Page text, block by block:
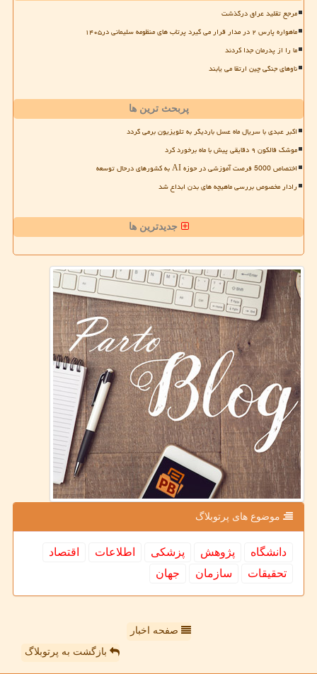
مرجع تقلید عراق درگذشت
ماهواره پارس ۲ در مدار قرار می گیرد پرتاب های منظومه سلیمانی در۱۴۰۵
ما را از پدرمان جدا کردند
ناوهای جنگی چین ارتقا می یابند
پربحث ترین ها
اکبر عبدی با سریال ماه عسل باردیگر به تلویزیون برمی گردد
موشک فالکون ۹ دقایقی پیش با ماه برخورد کرد
اختصاص 5000 فرصت آموزشی در حوزه AI به کشورهای درحال توسعه
رادار مخصوص بررسی ماهیچه های بدن ابداع شد
جدیدترین ها
موضوع های پرتوبلاگ
دانشگاه پژوهش پزشكی اطلاعات
اقتصاد
تحقیقات
سازمان جهان
صفحه اخبار
بازگشت به پرتوبلاگ